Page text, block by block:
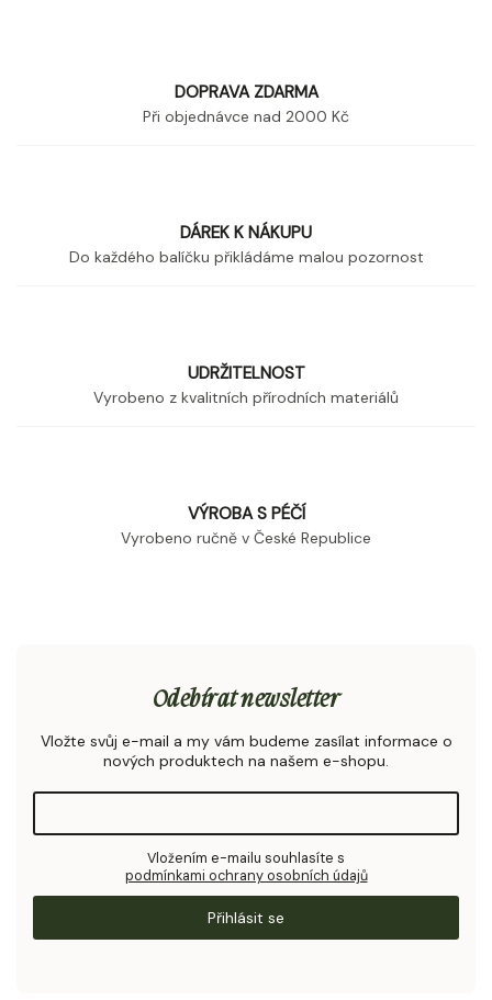
DOPRAVA ZDARMA
Při objednávce nad 2000 Kč
DÁREK K NÁKUPU
Do každého balíčku přikládáme malou pozornost
UDRŽITELNOST
Vyrobeno z kvalitních přírodních materiálů
VÝROBA S PÉČÍ
Vyrobeno ručně v České Republice
Odebírat newsletter
Vložte svůj e-mail a my vám budeme zasílat informace o
nových produktech na našem e-shopu.
podmínkami ochrany osobních údajů
Přihlásit se